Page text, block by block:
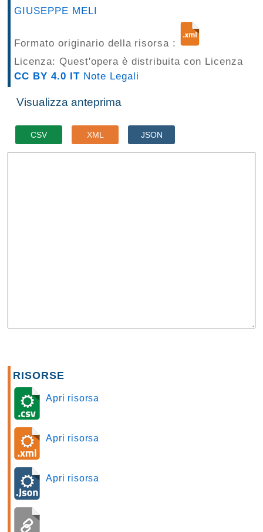
GIUSEPPE MELI
Formato originario della risorsa :
Licenza: Quest'opera è distribuita con Licenza
CC BY 4.0 IT Note Legali
Visualizza anteprima
CSV XML JSON
RISORSE
Apri risorsa
Apri risorsa
Apri risorsa